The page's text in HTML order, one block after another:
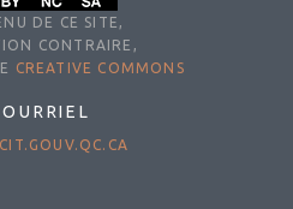
DE CE SITE,
CONTRAIRE,
CREATIVE COMMONS